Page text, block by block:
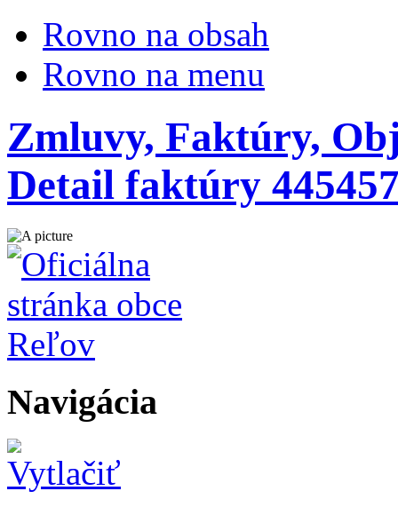
Rovno na obsah
Rovno na menu
Zmluvy, Faktúry,
Detail faktúry
Navigácia